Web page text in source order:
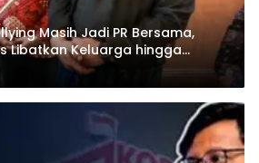
Masih Jadi PR Bersama,
Libatkan Keluarga hingga